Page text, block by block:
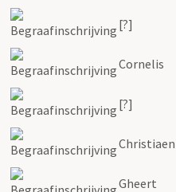
[?]
Cornelis
[?]
Christiaen
Gheert